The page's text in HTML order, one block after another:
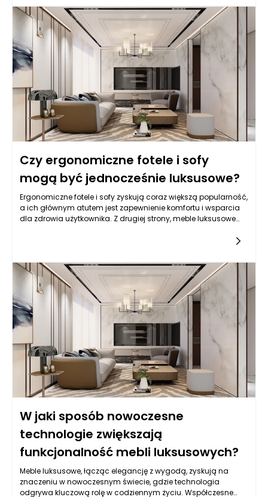
spersonalizowanych rozwiązań. W dobie indywidualizacji i
dążenia do stworzenia wnętrz odzwierciedlających osobiste
preferencje, meble luksusowe zyskują na popularności dzięki
modułowości, która daje możliwość dostosowania ich do
różnorodnych przestrzeni.
Czy ergonomiczne fotele i sofy
mogą być jednocześnie luksusowe?
Ergonomiczne fotele i sofy zyskują coraz większą popularność,
a ich głównym atutem jest zapewnienie komfortu i wsparcia
dla zdrowia użytkownika. Z drugiej strony, meble luksusowe
materiały. Od wieków luksus i komfort były ze sobą powiązane,
tym, co stanowi luksusowe umeblowanie. Współczesne trendy
pokazują, że ergonomiczne meble mogą być jednocześnie
eleganckie i pożądane, łącząc zaawansowaną technologię z
estetyką.
W jaki sposób nowoczesne
technologie zwiększają
funkcjonalność mebli luksusowych?
Meble luksusowe, łącząc elegancję z wygodą, zyskują na
znaczeniu w nowoczesnym świecie, gdzie technologia
odgrywa kluczową rolę w codziennym życiu. Współczesne